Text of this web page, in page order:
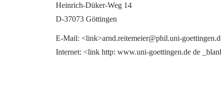
Heinrich-Düker-Weg 14
D-37073 Göttingen
E-Mail: <link>arnd.reitemeier@phil.uni-
Internet: <link http: www.uni-goettingen.de de